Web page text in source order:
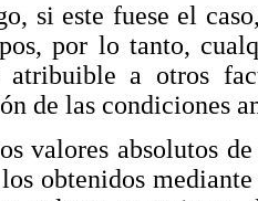
si este fuese el
por lo tanto,
a otros
de las condiciones
valores absolutos
obtenidos